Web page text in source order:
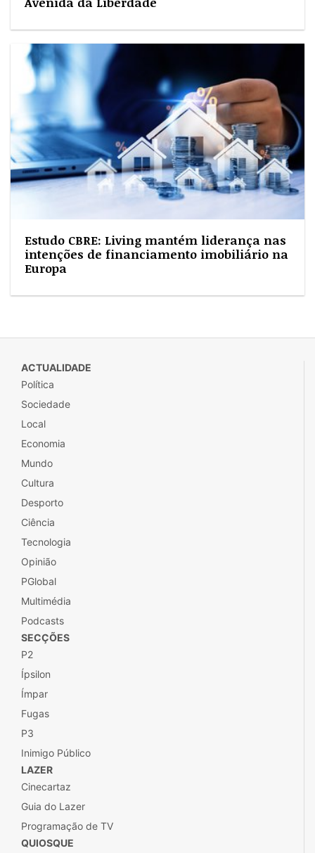
Estudo CBRE: Living mantém liderança nas
intenções de financiamento imobiliário na
Europa
ACTUALIDADE
Política
Sociedade
Local
Economia
Mundo
Cultura
Desporto
Ciência
Tecnologia
Opinião
PGlobal
Multimédia
Podcasts
SECÇÕES
P2
Ípsilon
Ímpar
Fugas
P3
Inimigo Público
LAZER
Cinecartaz
Guia do Lazer
Programação de TV
QUIOSQUE